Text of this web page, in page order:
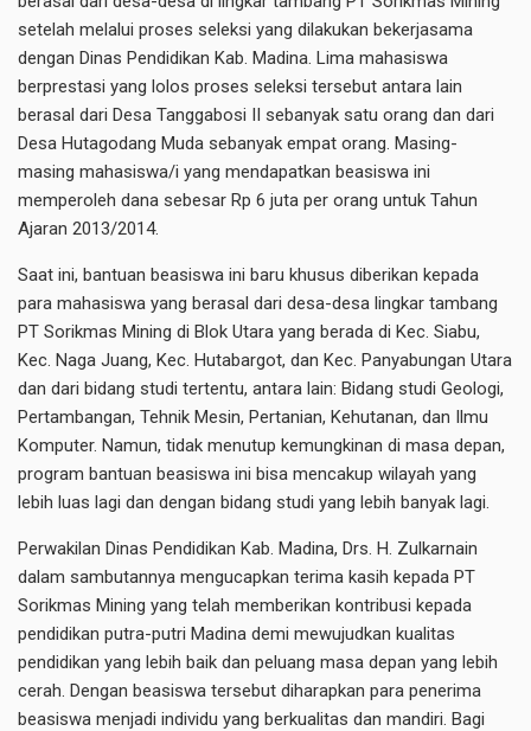
setelah melalui proses seleksi yang dilakukan bekerjasama
dengan Dinas Pendidikan Kab. Madina. Lima mahasiswa
berprestasi yang lolos proses seleksi tersebut antara lain
berasal dari Desa Tanggabosi II sebanyak satu orang dan dari
Desa Hutagodang Muda sebanyak empat orang. Masing-
masing mahasiswa/i yang mendapatkan beasiswa ini
memperoleh dana sebesar Rp 6 juta per orang untuk Tahun
Ajaran 2013/2014.
Saat ini, bantuan beasiswa ini baru khusus diberikan kepada
para mahasiswa yang berasal dari desa-desa lingkar tambang
PT Sorikmas Mining di Blok Utara yang berada di Kec. Siabu,
Kec. Naga Juang, Kec. Hutabargot, dan Kec. Panyabungan Utara
dan dari bidang studi tertentu, antara lain: Bidang studi Geologi,
Pertambangan, Tehnik Mesin, Pertanian, Kehutanan, dan Ilmu
Komputer. Namun, tidak menutup kemungkinan di masa depan,
program bantuan beasiswa ini bisa mencakup wilayah yang
lebih luas lagi dan dengan bidang studi yang lebih banyak lagi.
Perwakilan Dinas Pendidikan Kab. Madina, Drs. H. Zulkarnain
dalam sambutannya mengucapkan terima kasih kepada PT
Sorikmas Mining yang telah memberikan kontribusi kepada
pendidikan putra-putri Madina demi mewujudkan kualitas
pendidikan yang lebih baik dan peluang masa depan yang lebih
cerah. Dengan beasiswa tersebut diharapkan para penerima
beasiswa menjadi individu yang berkualitas dan mandiri. Bagi